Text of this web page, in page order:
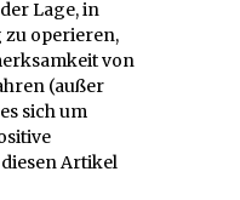
Lage, in
zu operieren,
von
(außer
sich um
Artikel